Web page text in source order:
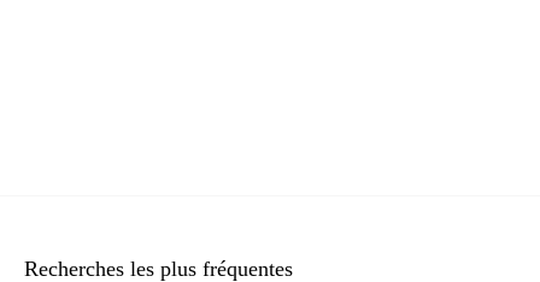
Recherches les plus fréquentes